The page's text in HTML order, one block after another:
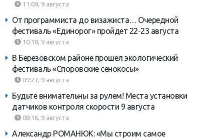
11:09, 9 августа
От программиста до визажиста… Очередной
фестиваль «Единорог» пройдет 22-23 августа
10:18, 9 августа
В Березовском районе прошел экологический
фестиваль «Споровские сенокосы»
09:27, 9 августа
Будьте внимательны за рулем! Места установки
датчиков контроля скорости 9 августа
08:16, 9 августа
Александр РОМАНЮК: «Мы строим самое